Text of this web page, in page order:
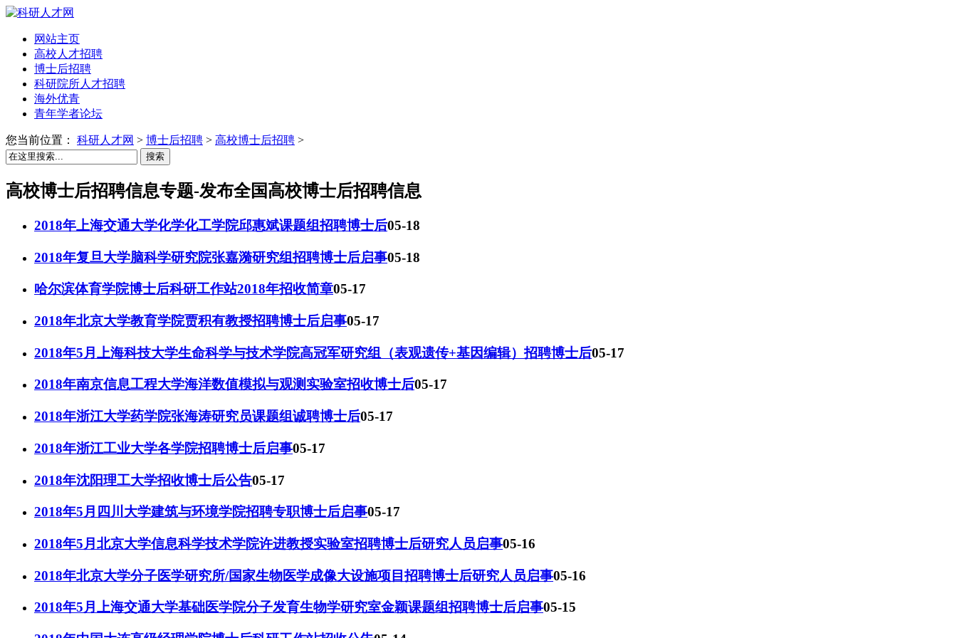
网站主页
高校人才招聘
博士后招聘
科研院所人才招聘
海外优青
青年学者论坛
您当前位置： 科研人才网 > 博士后招聘 > 高校博士后招聘 >
搜索
高校博士后招聘信息专题-发布全国高校博士后招聘信息
2018年上海交通大学化学化工学院邱惠斌课题组招聘博士后05-18
2018年复旦大学脑科学研究院张嘉漪研究组招聘博士后启事05-18
哈尔滨体育学院博士后科研工作站2018年招收简章05-17
2018年北京大学教育学院贾积有教授招聘博士后启事05-17
2018年5月上海科技大学生命科学与技术学院高冠军研究组（表观遗传+基因编辑）招聘博士后05-17
2018年南京信息工程大学海洋数值模拟与观测实验室招收博士后05-17
2018年浙江大学药学院张海涛研究员课题组诚聘博士后05-17
2018年浙江工业大学各学院招聘博士后启事05-17
2018年沈阳理工大学招收博士后公告05-17
2018年5月四川大学建筑与环境学院招聘专职博士后启事05-17
2018年5月北京大学信息科学技术学院许进教授实验室招聘博士后研究人员启事05-16
2018年北京大学分子医学研究所/国家生物医学成像大设施项目招聘博士后研究人员启事05-16
2018年5月上海交通大学基础医学院分子发育生物学研究室金颖课题组招聘博士后启事05-15